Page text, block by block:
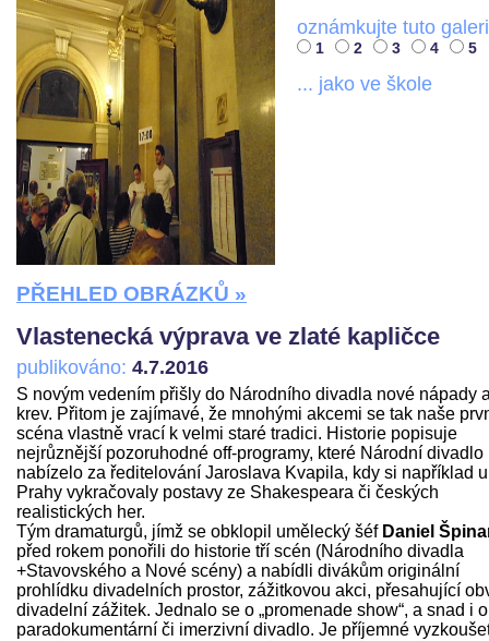
oznámkujte tuto
1 2 3 4 5
... jako ve škole
PŘEHLED OBRÁZKŮ »
Vlastenecká výprava ve zlaté kapličce
publikováno: 4.7.2016
S novým vedením přišly do Národního divadla nové nápady
krev. Přitom je zajímavé, že mnohými akcemi se tak naše
scéna vlastně vrací k velmi staré tradici. Historie popisuje
nejrůznější pozoruhodné off-programy, které Národní divadlo
nabízelo za ředitelování Jaroslava Kvapila, kdy si například
Prahy vykračovaly postavy ze Shakespeara či českých
realistických her.
Tým dramaturgů, jímž se obklopil umělecký šéf Daniel
před rokem ponořili do historie tří scén (Národního divadla
+Stavovského a Nové scény) a nabídli divákům originální
prohlídku divadelních prostor, zážitkovou akci, přesahující
divadelní zážitek. Jednalo se o „promenade show“, a snad i o
paradokumentární či imerzivní divadlo. Je příjemné